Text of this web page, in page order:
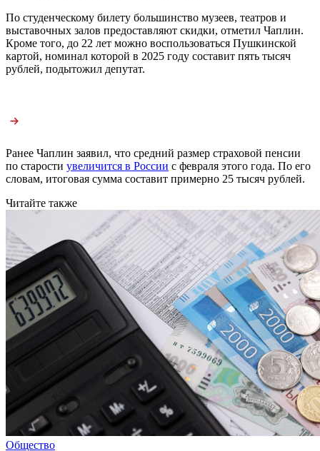
По студенческому билету большинство музеев, театров и
выставочных залов предоставляют скидки, отметил Чаплин.
Кроме того, до 22 лет можно воспользоваться Пушкинской
картой, номинал которой в 2025 году составит пять тысяч
рублей, подытожил депутат.
Ранее Чаплин заявил, что средний размер страховой пенсии
по старости увеличится в России с февраля этого года. По его
словам, итоговая сумма составит примерно 25 тысяч рублей.
Читайте также
Общество